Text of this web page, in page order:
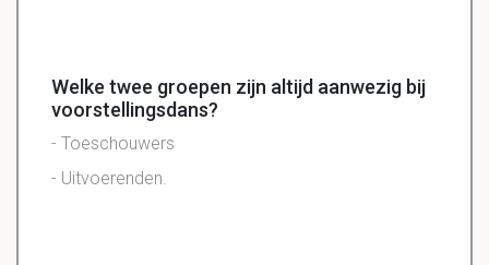
Welke twee groepen zijn altijd aanwezig bij
voorstellingsdans?
- Toeschouwers
- Uitvoerenden.